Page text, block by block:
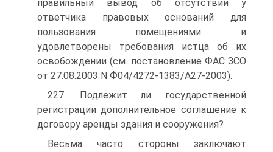
правильный вывод об отсутствии у
ответчика правовых оснований для
пользования помещениями и
удовлетворены требования истца об их
освобождении (см. постановление ФАС ЗСО
от 27.08.2003 N Ф04/4272-1383/А27-2003).
227. Подлежит ли государственной
регистрации дополнительное соглашение к
договору аренды здания и сооружения?
Весьма часто стороны заключают